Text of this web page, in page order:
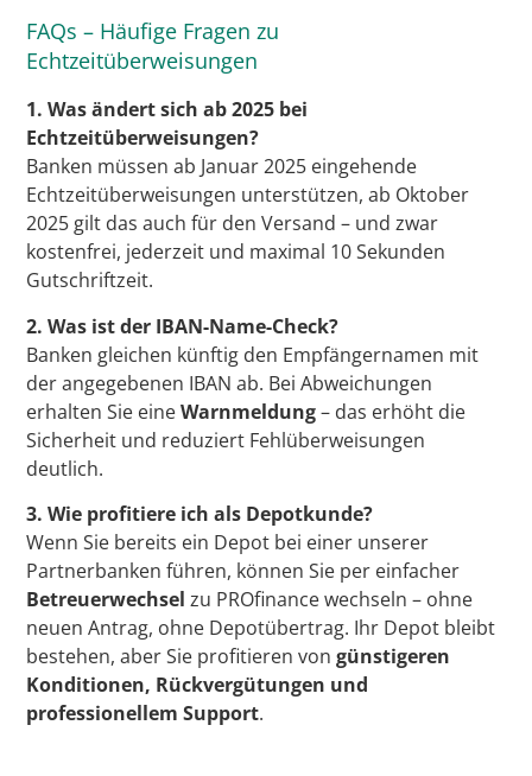
FAQs – Häufige Fragen zu
Echtzeitüberweisungen
1. Was ändert sich ab 2025 bei
Echtzeitüberweisungen?
Banken müssen ab Januar 2025 eingehende
Echtzeitüberweisungen unterstützen, ab Oktober
2025 gilt das auch für den Versand – und zwar
kostenfrei, jederzeit und maximal 10 Sekunden
Gutschriftzeit.
2. Was ist der IBAN-Name-Check?
Banken gleichen künftig den Empfängernamen mit
der angegebenen IBAN ab. Bei Abweichungen
erhalten Sie eineWarnmeldung– das erhöht die
Sicherheit und reduziert Fehlüberweisungen
deutlich.
3. Wie profitiere ich als Depotkunde?
Wenn Sie bereits ein Depot bei einer unserer
Partnerbanken führen, können Sie per einfacher
Betreuerwechsel zu PROfinance wechseln – ohne
neuen Antrag, ohne Depotübertrag. Ihr Depot bleibt
bestehen, aber Sie profitieren vongünstigeren
Konditionen, Rückvergütungen und
professionellem Support.